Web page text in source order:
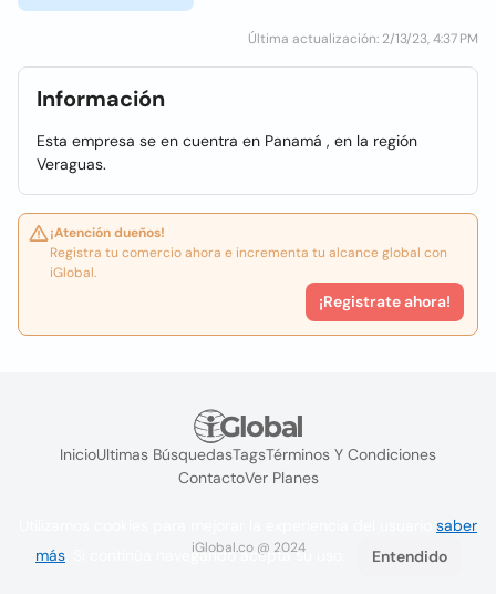
Última actualización: 2/13/23, 4:37 PM
Información
Esta empresa se en cuentra en Panamá , en la región
Veraguas.
¡Atención dueños!
Registra tu comercio ahora e incrementa tu alcance global con
iGlobal.
¡Registrate ahora!
InicioUltimas BúsquedasTagsTérminos Y Condiciones
ContactoVer Planes
iGlobal.co @ 2024
saber
más . Si continúa navegando acepta su uso. Entendido